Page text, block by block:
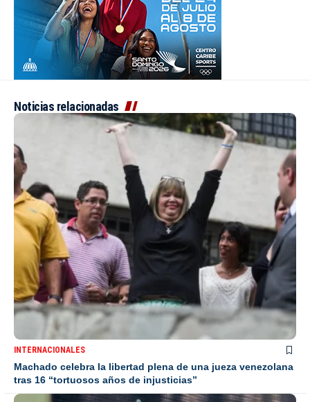
Noticias relacionadas
INTERNACIONALES
Machado celebra la libertad plena de una jueza venezolana
tras 16 “tortuosos años de injusticias”